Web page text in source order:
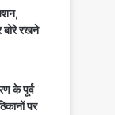
बोरे रखने
के पूर्व
पर